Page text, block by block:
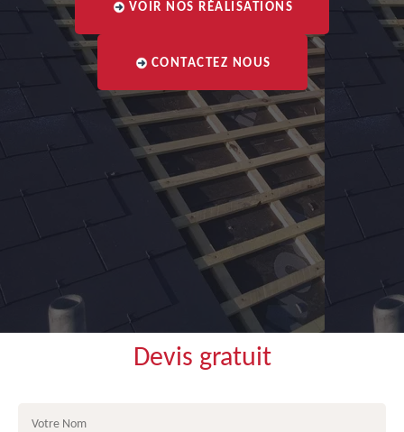
VOIR NOS RÉALISATIONS
CONTACTEZ NOUS
Devis gratuit